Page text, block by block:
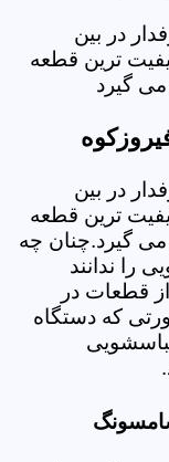
در بین
ترین قطعه
گیرد
در بین
ترین قطعه
گیرد.چنان چه
را ندانند
قطعات در
که دستگاه